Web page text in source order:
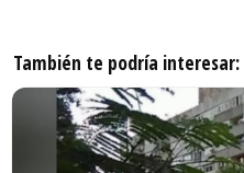
También te podría interesar: